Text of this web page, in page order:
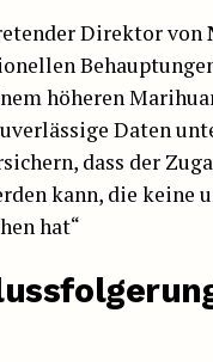
Direktor von
höheren
Daten
dass der
kann, die keine
hat“